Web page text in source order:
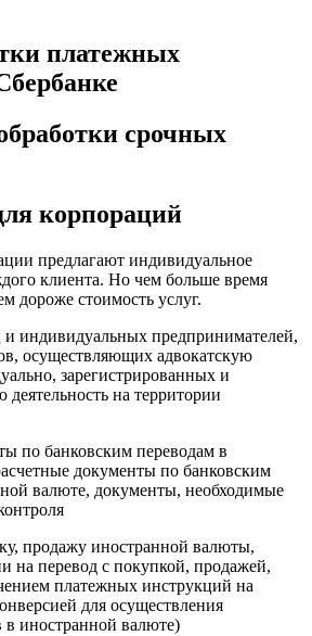
платежных
срочных
корпораций
предлагают индивидуальное
клиента. Но чем больше время
дороже стоимость услуг.
индивидуальных предпринимателей,
осуществляющих адвокатскую
зарегистрированных и
на территории
по банковским переводам в
документы по банковским
валюте, документы, необходимые
продажу иностранной валюты,
на перевод с покупкой, продажей,
платежных инструкций на
для осуществления
в иностранной валюте)